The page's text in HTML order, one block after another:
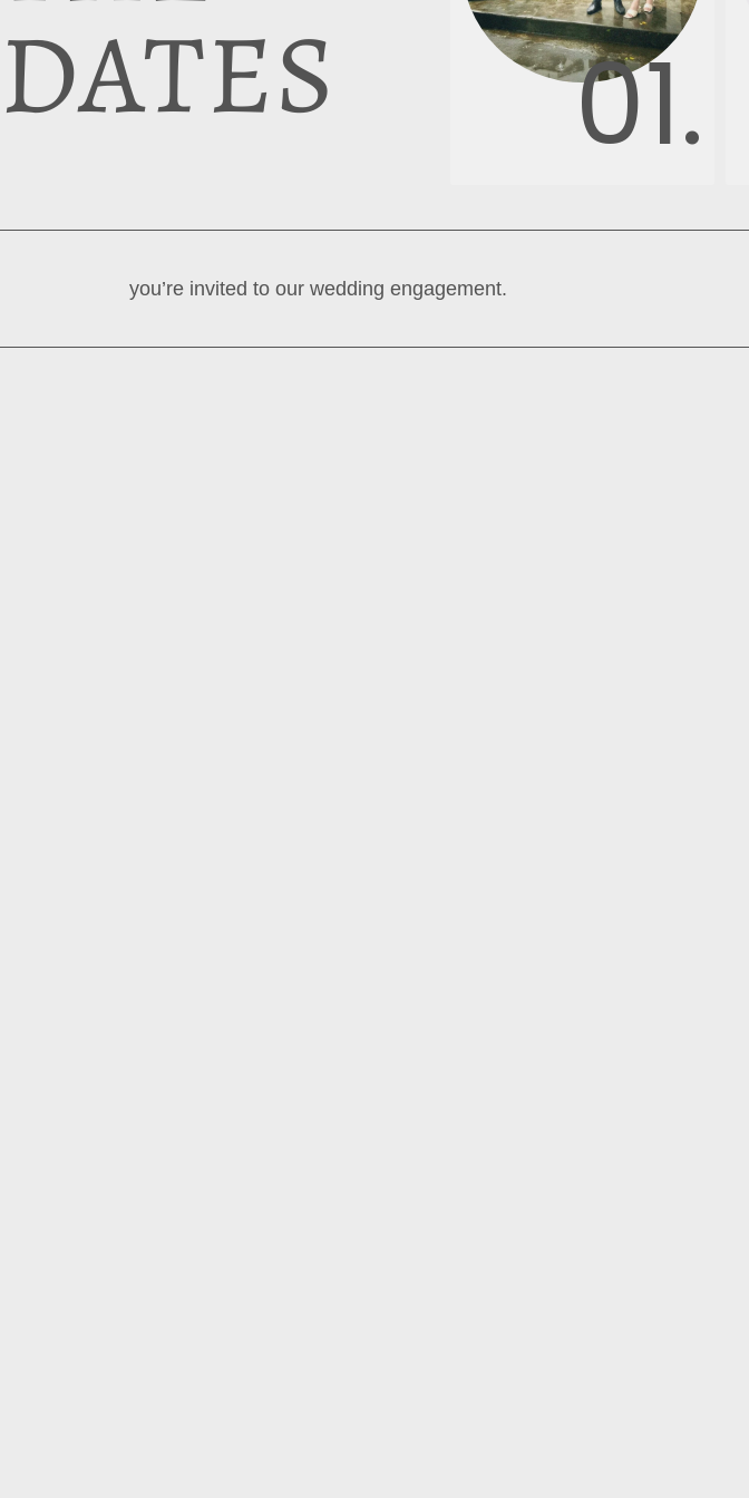
DATES 01.
you’re invited to our wedding engagement.